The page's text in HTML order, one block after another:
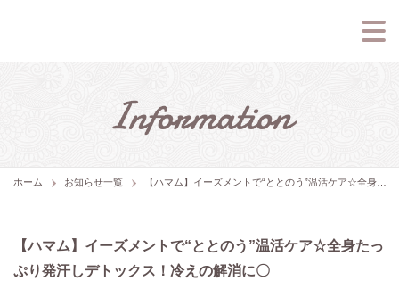
ホーム お知らせ一覧 【ハマム】イーズメントで“ととのう”温活ケア☆全身たっぷり発汗しデトックス！冷えの解消に〇
【ハマム】イーズメントで“ととのう”温活ケア☆全身たっ
ぷり発汗しデトックス！冷えの解消に〇